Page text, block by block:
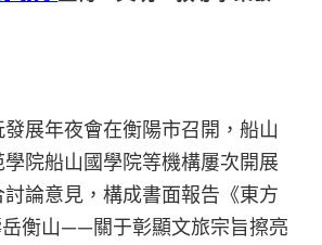
展年夜會在衡陽市召開，船山
院船山國學院等機構屢次開展
論意見，構成書面報告《東方
衡山——關于彰顯文旅宗旨擦亮